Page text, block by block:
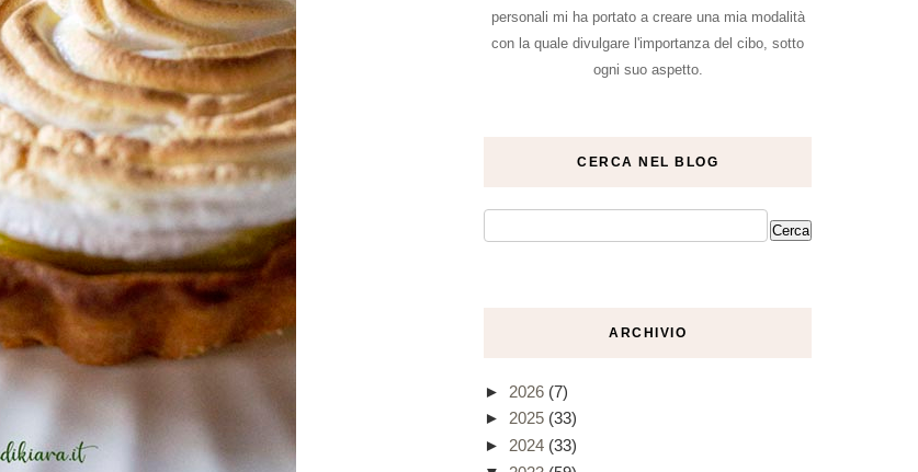
personali mi ha portato a creare una mia modalità
con la quale divulgare l'importanza del cibo, sotto
ogni suo aspetto.
CERCA NEL BLOG
ARCHIVIO
► 2026 (7)
► 2025 (33)
► 2024 (33)